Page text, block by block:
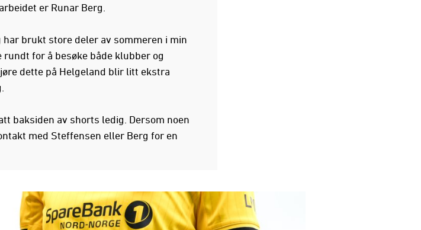
er Runar Berg.
brukt store deler av sommeren i min
for å besøke både klubber og
dette på Helgeland blir litt ekstra
baksiden av shorts ledig. Dersom noen
med Steffensen eller Berg for en